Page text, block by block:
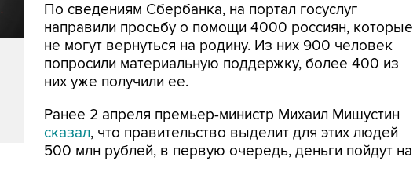
По сведениям Сбербанка, на портал госуслуг
направили просьбу о помощи 4000 россиян, которые
не могут вернуться на родину. Из них 900 человек
попросили материальную поддержку, более 400 из
них уже получили ее.
Ранее 2 апреля премьер-министр Михаил Мишустин
сказал, что правительство выделит для этих людей
500 млн рублей, в первую очередь, деньги пойдут на